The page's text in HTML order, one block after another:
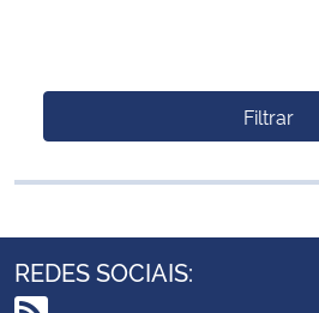
Filtrar
REDES SOCIAIS: